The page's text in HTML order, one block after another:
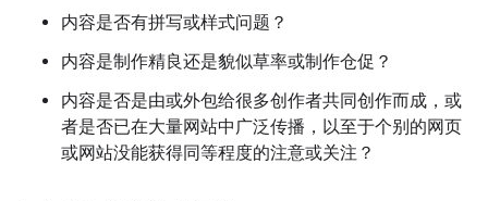
内容是否有拼写或样式问题？
内容是制作精良还是貌似草率或制作仓促？
内容是否是由或外包给很多创作者共同创作而成，或
者是否已在大量网站中广泛传播，以至于个别的网页
或网站没能获得同等程度的注意或关注？